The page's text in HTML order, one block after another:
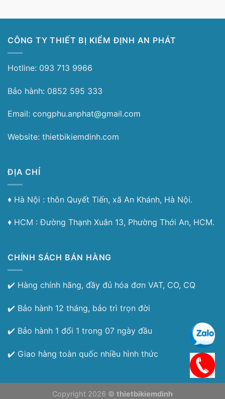
CÔNG TY THIẾT BỊ KIỂM ĐỊNH AN PHÁT
Hotline: 093 713 9966
Bảo hành: 0852 595 333
Email: congphu.anphat@gmail.com
Website: thietbikiemdinh.com
ĐỊA CHỈ
♦︎ Hà Nội : thôn Quyết Tiến, xã An Khánh, Hà Nội.
♦︎ HCM : Đường Thạnh Xuân 13, Phường Thới An, HCM.
CHÍNH SÁCH BÁN HÀNG
✔️ Hàng chính hãng, đầy đủ hóa đơn VAT, CO, CQ
✔️ Bảo hành 12 tháng, bảo trì trọn đời
✔️ Bảo hành 1 đổi 1 trong 07 ngày đầu
✔️ Giao hàng toàn quốc nhiều hình thức
Copyright 2026 © thietbikiemdinh